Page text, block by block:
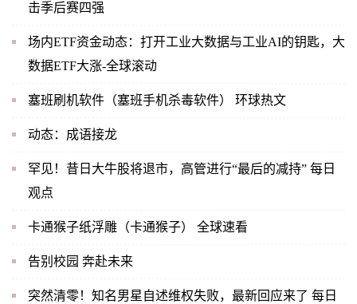
击季后赛四强
场内ETF资金动态：打开工业大数据与工业AI的钥匙，大
数据ETF大涨-全球滚动
塞班刷机软件（塞班手机杀毒软件） 环球热文
动态：成语接龙
罕见！昔日大牛股将退市，高管进行“最后的减持” 每日
观点
卡通猴子纸浮雕（卡通猴子） 全球速看
告别校园 奔赴未来
突然清零！知名男星自述维权失败，最新回应来了 每日